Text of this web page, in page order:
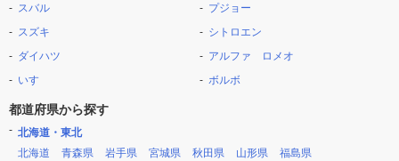
スバル
スズキ
ダイハツ
いすゞ
プジョー
シトロエン
アルファ ロメオ
ボルボ
都道府県から探す
北海道・東北
北海道
青森県 岩手県 宮城県 秋田県 山形県 福島県